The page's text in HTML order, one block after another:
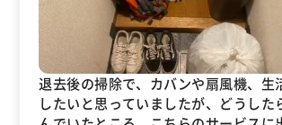
退去後の掃除で、カバンや扇風機、生
したいと思っていましたが、どうした